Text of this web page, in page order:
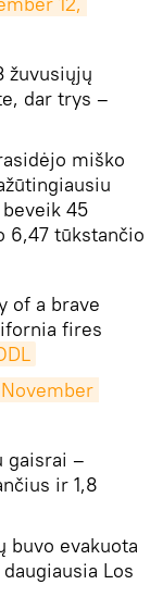
žuvusiųjų
dar trys –
miško
45
6,47 tūkstančio
of a brave
fires
November
gaisrai –
ir 1,8
buvo evakuota
Los